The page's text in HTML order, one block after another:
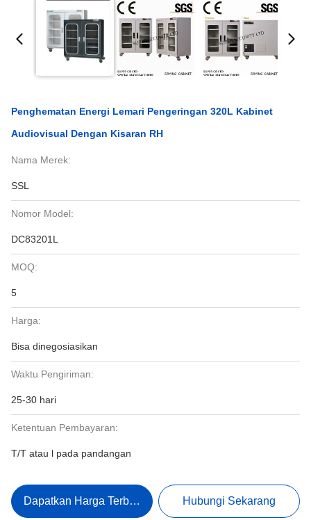
Penghematan Energi Lemari Pengeringan 320L Kabinet
Audiovisual Dengan Kisaran RH
Nama Merek:
SSL
Nomor Model:
DC83201L
MOQ:
5
Harga:
Bisa dinegosiasikan
Waktu Pengiriman:
25-30 hari
Ketentuan Pembayaran:
T/T atau l pada pandangan
Dapatkan Harga Terbaik Hubungi Sekarang